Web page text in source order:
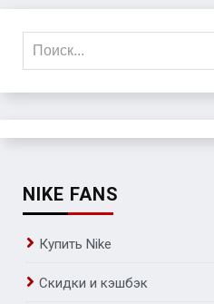
Поиск
NIKE FANS
Купить Nike
Скидки и кэшбэк